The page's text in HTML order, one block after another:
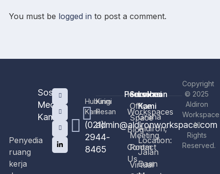
You must be logged in to post a comment.
Sosial
Media
Kami
Hubungi
Kami
(021)
2944-
8465
Kirim
Pesan
admin@aldironworkspace.com
Perusahaan
Home
Workspaces
Blog
Contact
Us
Services
Office
Space
Meeting
Room
Virtual
Lokasi
Kami
Graha
Aldiron;
Location:
Jalan
Daan
Penyedia
ruang
kerja
Copyright
© 2025
Aldiron
All
Rights
Reserved.